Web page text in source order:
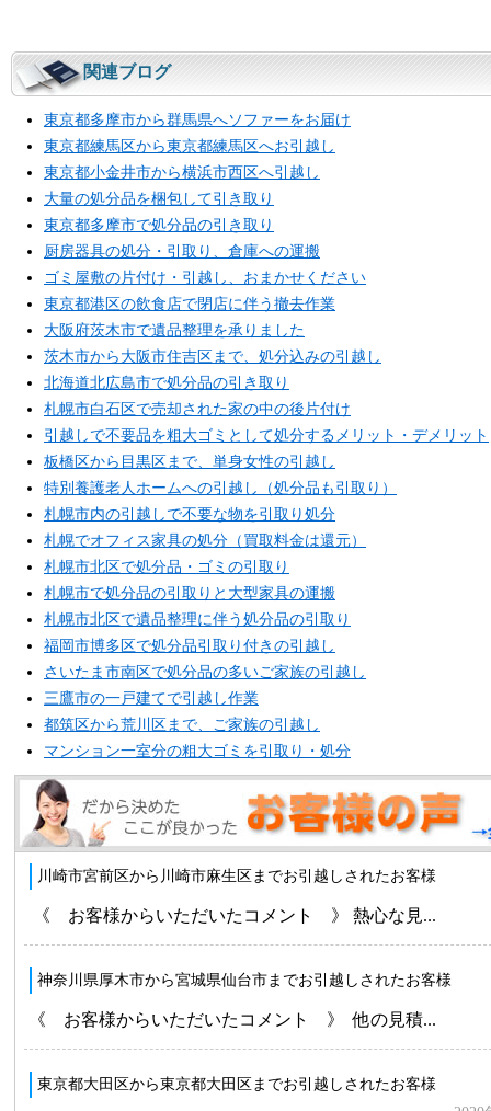
関連ブログ
東京都多摩市から群馬県へソファーをお届け
東京都練馬区から東京都練馬区へお引越し
東京都小金井市から横浜市西区へ引越し
大量の処分品を梱包して引き取り
東京都多摩市で処分品の引き取り
厨房器具の処分・引取り、倉庫への運搬
ゴミ屋敷の片付け・引越し、おまかせください
東京都港区の飲食店で閉店に伴う撤去作業
大阪府茨木市で遺品整理を承りました
茨木市から大阪市住吉区まで、処分込みの引越し
北海道北広島市で処分品の引き取り
札幌市白石区で売却された家の中の後片付け
引越しで不要品を粗大ゴミとして処分するメリット・デメリット
板橋区から目黒区まで、単身女性の引越し
特別養護老人ホームへの引越し（処分品も引取り）
札幌市内の引越しで不要な物を引取り処分
札幌でオフィス家具の処分（買取料金は還元）
札幌市北区で処分品・ゴミの引取り
札幌市で処分品の引取りと大型家具の運搬
札幌市北区で遺品整理に伴う処分品の引取り
福岡市博多区で処分品引取り付きの引越し
さいたま市南区で処分品の多いご家族の引越し
三鷹市の一戸建てで引越し作業
都筑区から荒川区まで、ご家族の引越し
マンション一室分の粗大ゴミを引取り・処分